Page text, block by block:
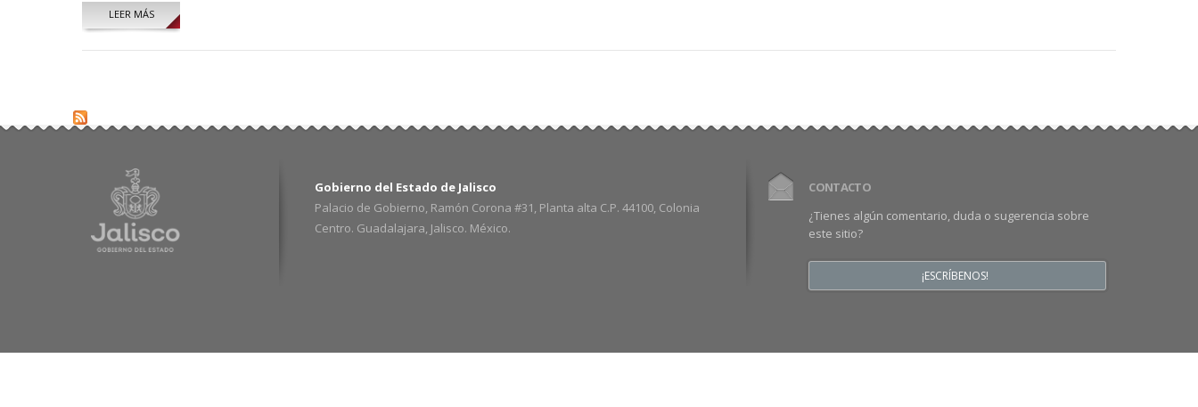
LEER MÁSSOBRE ALFONSO VILLEGAS ESPINO
Gobierno del Estado de Jalisco
Palacio de Gobierno, Ramón Corona #31, Planta alta C.P. 44100, Colonia
Centro. Guadalajara, Jalisco. México.
CONTACTO
¿Tienes algún comentario, duda o sugerencia sobre
este sitio?
¡ESCRÍBENOS!